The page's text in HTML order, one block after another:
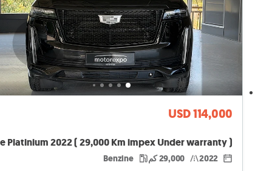
USD 114,000
2022 29,000 كم Benzine